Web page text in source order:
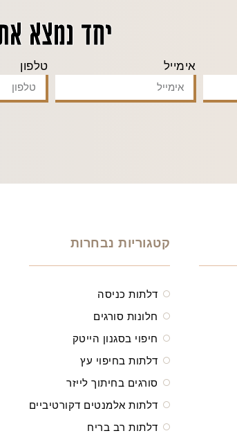
יחד נמצא
אימייל טלפון
קטגוריות נבחרות
דלתות כניסה
חלונות סורגים
חיפוי בסגנון הייטק
דלתות בחיפוי עץ
סורגים בחיתוך לייזר
דלתות אלמנטים דקורטיביים
דלתות רב בריח